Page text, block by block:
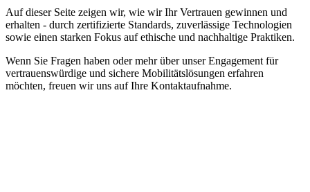
Auf dieser Seite zeigen wir, wie wir Ihr Vertrauen gewinnen und
erhalten - durch zertifizierte Standards, zuverlässige Technologien
sowie einen starken Fokus auf ethische und nachhaltige Praktiken.
Wenn Sie Fragen haben oder mehr über unser Engagement für
vertrauenswürdige und sichere Mobilitätslösungen erfahren
möchten, freuen wir uns auf Ihre Kontaktaufnahme.